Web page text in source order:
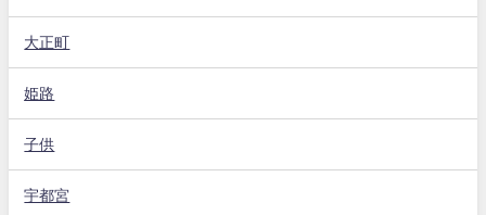
大正町
姫路
子供
宇都宮